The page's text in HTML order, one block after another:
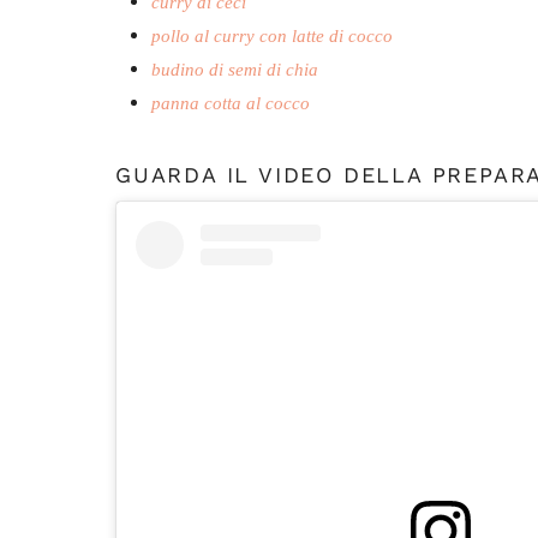
pollo al curry con latte di cocco
budino di semi di chia
panna cotta al cocco
GUARDA IL VIDEO DELLA